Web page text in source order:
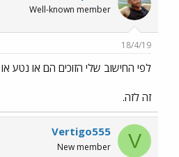
Well-known member
18/4/19
לפי החישוב שלי הזוכים הם או נטע או
זה לזה.
V
Vertigo555
New member